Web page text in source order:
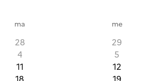
mardi
ma mercredi
me
28 29
4 5
11 12
18 19